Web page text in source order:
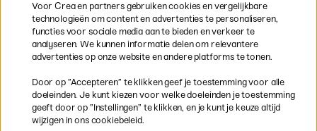
Ireland
Germany
UK
EU
gelden voor volumineuze producten.
Snel en veilig met creditcard of iDEAL
Voor Crea en partners gebruiken cookies en vergelijkbare
technologieën om content en advertenties te personaliseren,
functies voor sociale media aan te bieden en verkeer te
analyseren. We kunnen informatie delen om relevantere
advertenties op onze website en andere platforms te tonen.
Door op ”Accepteren” te klikken geef je toestemming voor alle
doeleinden. Je kunt kiezen voor welke doeleinden je toestemming
geeft door op ”Instellingen” te klikken, en je kunt je keuze altijd
wijzigen in ons cookiebeleid.